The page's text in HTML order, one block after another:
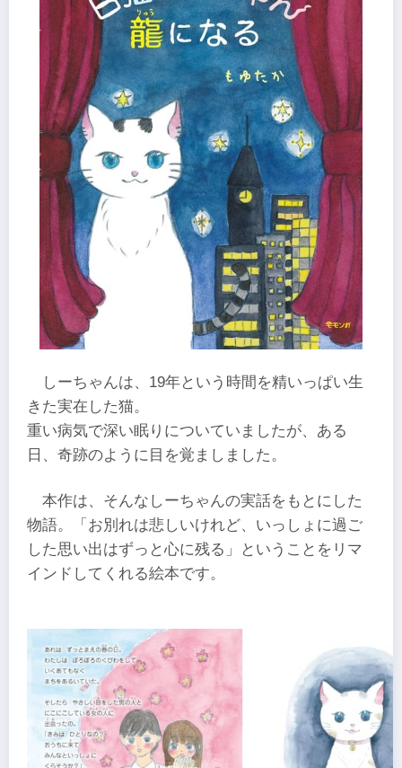
しーちゃんは、19年という時間を精いっぱい生
きた実在した猫。
重い病気で深い眠りについていましたが、ある
日、奇跡のように目を覚ましました。
本作は、そんなしーちゃんの実話をもとにした
物語。「お別れは悲しいけれど、いっしょに過ご
した思い出はずっと心に残る」ということをリマ
インドしてくれる絵本です。